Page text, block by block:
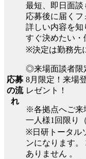
応募
の流
れ
最短、即日面談
応募後に届くフ
詳しい内容を知
すぐ決めたい・
※決定は勤務先
◎来場面談者限
8月限定！来場
レゼント！
※各拠点へご来
一人様1回限り
※日研トータル
ンになります
ありません 。